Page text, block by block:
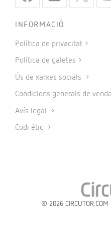
INFORMACIÓ
Política de privacitat
Política de galetes
Ús de xarxes socials
Condicions generals de venda
Avís legal
Codi ètic
© 2026